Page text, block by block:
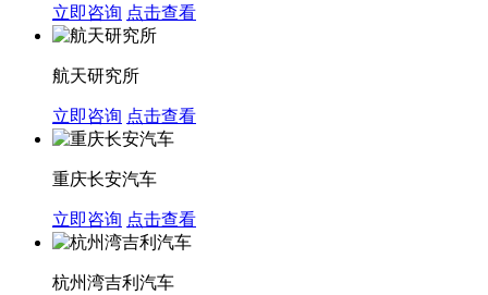
立即咨询 点击查看
航天研究所
立即咨询 点击查看
重庆长安汽车
立即咨询 点击查看
杭州湾吉利汽车